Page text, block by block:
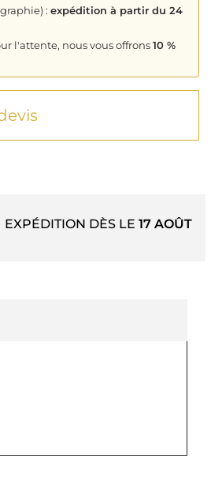
: expédition à partir du 24
l'attente, nous vous offrons10 %
EXPÉDITION DÈS LE 17 AOÛT